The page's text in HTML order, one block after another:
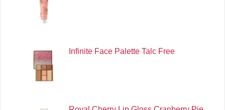
Infinite Face Palette Talc Free